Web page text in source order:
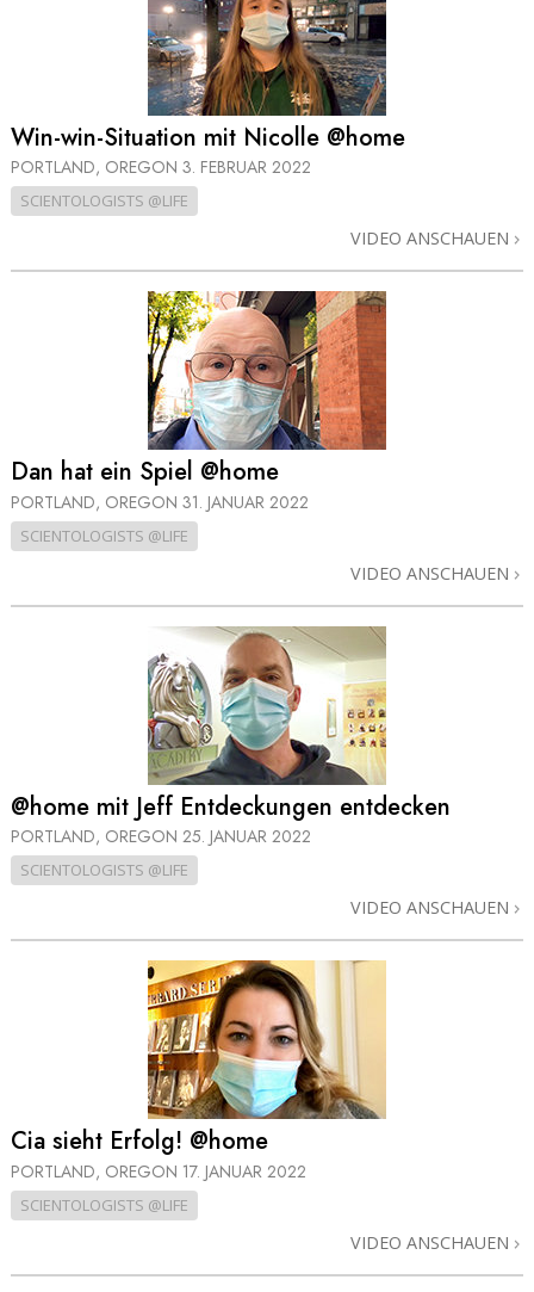
Win-win-Situation mit Nicolle @home
PORTLAND, OREGON 3. FEBRUAR 2022
SCIENTOLOGISTS @LIFE
VIDEO ANSCHAUEN
Dan hat ein Spiel @home
PORTLAND, OREGON 31. JANUAR 2022
SCIENTOLOGISTS @LIFE
VIDEO ANSCHAUEN
@home mit Jeff Entdeckungen entdecken
PORTLAND, OREGON 25. JANUAR 2022
SCIENTOLOGISTS @LIFE
VIDEO ANSCHAUEN
Cia sieht Erfolg! @home
PORTLAND, OREGON 17. JANUAR 2022
SCIENTOLOGISTS @LIFE
VIDEO ANSCHAUEN